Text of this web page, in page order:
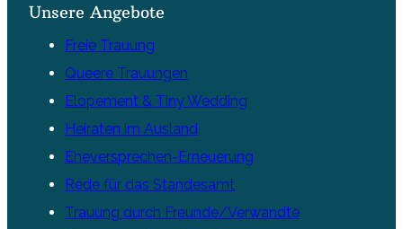
Unsere Angebote
Freie Trauung
Queere Trauungen
Elopement & Tiny Wedding
Heiraten im Ausland
Eheversprechen-Erneuerung
Rede für das Standesamt
Trauung durch Freunde/Verwandte